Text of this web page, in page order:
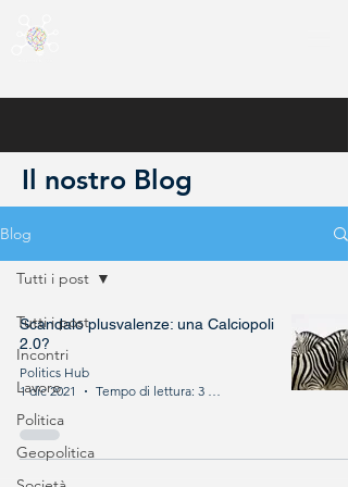
Il nostro Blog
Blog
Tutti i post
Incontri
Lavoro
Politica
Geopolitica
Tutti i post
Scandalo plusvalenze: una Calciopoli
2.0?
Politics Hub
1 dic 2021
Tempo di lettura: 3 min